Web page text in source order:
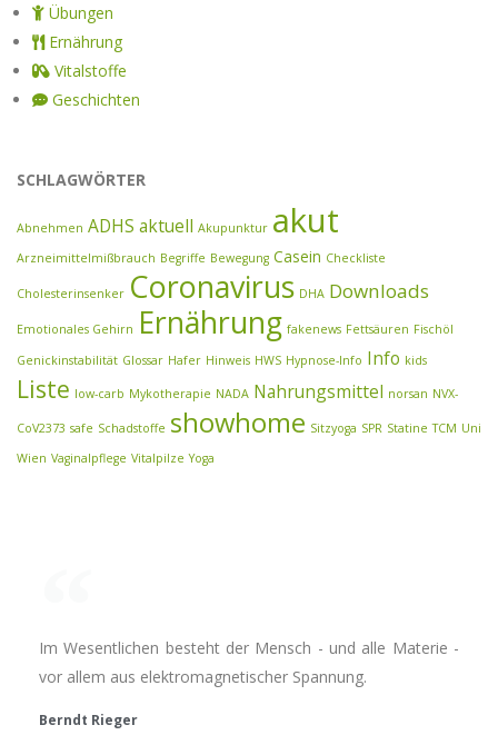
Übungen
Ernährung
Vitalstoffe
Geschichten
SCHLAGWÖRTER
Abnehmen ADHS aktuell Akupunktur akut
Arzneimittelmißbrauch Begriffe Bewegung Casein Checkliste
Cholesterinsenker Coronavirus DHA Downloads
Emotionales Gehirn Ernährung fakenews Fettsäuren Fischöl
Genickinstabilität Glossar Hafer Hinweis HWS Hypnose-Info Info kids
Liste low-carb Mykotherapie NADA Nahrungsmittel norsan NVX-
CoV2373 safe Schadstoffe showhome Sitzyoga SPR Statine TCM Uni
Wien Vaginalpflege Vitalpilze Yoga
Im Wesentlichen besteht der Mensch - und alle Materie -
vor allem aus elektromagnetischer Spannung.
Berndt Rieger